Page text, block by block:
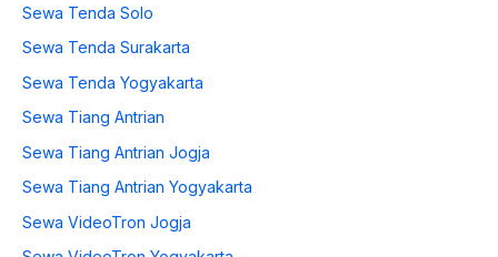
Sewa Tenda Solo
Sewa Tenda Surakarta
Sewa Tenda Yogyakarta
Sewa Tiang Antrian
Sewa Tiang Antrian Jogja
Sewa Tiang Antrian Yogyakarta
Sewa VideoTron Jogja